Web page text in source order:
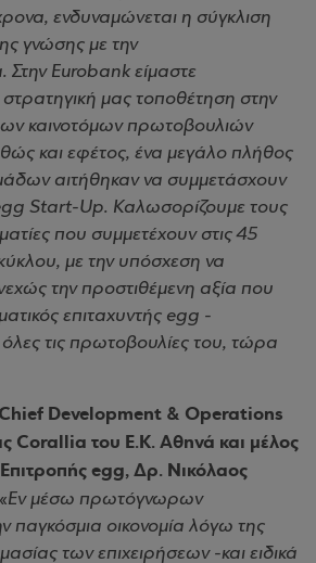
ενδυναμώνεται η σύγκλιση
γνώσης με την
Στην Eurobank είμαστε
μας τοποθέτηση στην
καινοτόμων πρωτοβουλιών
και εφέτος, ένα μεγάλο πλήθος
αιτήθηκαν να συμμετάσχουν
Start-Up. Καλωσορίζουμε τους
που συμμετέχουν στις 45
με την υπόσχεση να
την προστιθέμενη αξία που
επιταχυντής egg -
τις πρωτοβουλίες του, τώρα
Chief Development & Operations
Corallia του Ε.Κ. Αθηνά και μέλος
Επιτροπής egg, Δρ. Νικόλαος
Εν μέσω πρωτόγνωρων
παγκόσμια οικονομία λόγω της
των επιχειρήσεων -και ειδικά